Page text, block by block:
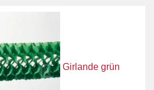
Girlande grün